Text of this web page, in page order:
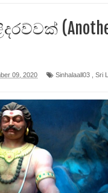
(Another
09, 2020 Sinhalaall03 Sri